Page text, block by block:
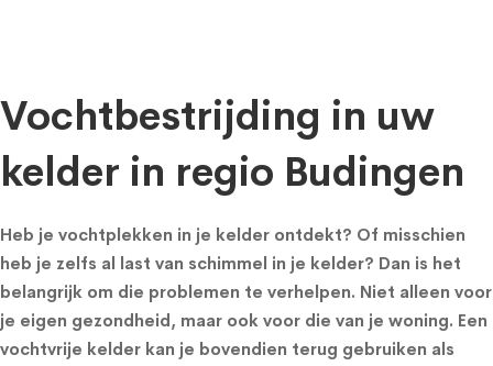
Vochtbestrijding in uw
kelder in regio Budingen
Heb je vochtplekken in je kelder ontdekt? Of misschien
heb je zelfs al last van schimmel in je kelder? Dan is het
belangrijk om die problemen te verhelpen. Niet alleen voor
je eigen gezondheid, maar ook voor die van je woning. Een
vochtvrije kelder kan je bovendien terug gebruiken als